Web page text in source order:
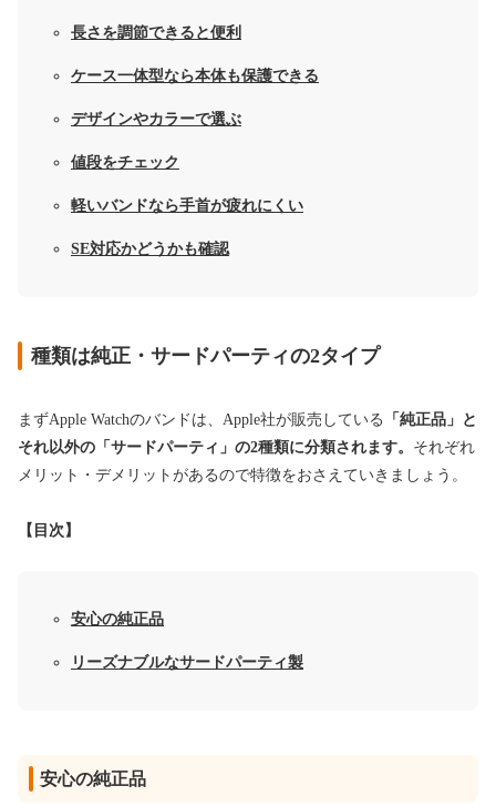
長さを調節できると便利
ケース一体型なら本体も保護できる
デザインやカラーで選ぶ
値段をチェック
軽いバンドなら手首が疲れにくい
SE対応かどうかも確認
種類は純正・サードパーティの2タイプ
まずApple Watchのバンドは、Apple社が販売している
「純正品」と
それ以外の「サードパーティ」の2種類に分類されます。 それぞれ
メリット・デメリットがあるので特徴をおさえていきましょう。
【目次】
安心の純正品
リーズナブルなサードパーティ製
安心の純正品